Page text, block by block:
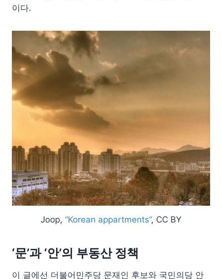
이다.
Joop, “Korean appartments”, CC BY
‘문’과 ‘안’의 부동산 정책
이 글에선 더불어민주당 문재인 후보와 국민의당 안